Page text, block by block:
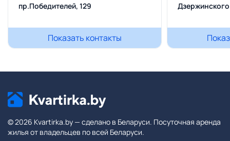
пр.Победителей, 129
Показать контакты
© 2026 Kvartirka.by — сделано в Беларуси. Посуточная аренда
жилья от владельцев по всей Беларуси.